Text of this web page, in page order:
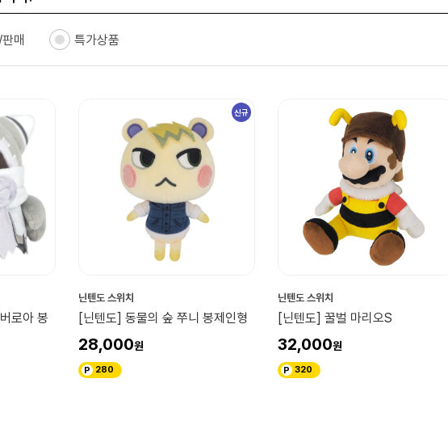
매 특가상품
로아 봉
닌텐도 스위치
[닌텐도] 동물의 숲 쭈니 봉제인형
28,000
280
신규
닌텐도 스위치
[닌텐도] 꿀벌 마리오S
32,000
320